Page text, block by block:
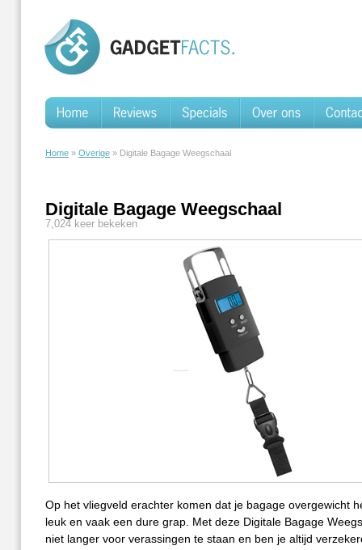
Home » Overige » Digitale Bagage Weegschaal
Digitale Bagage Weegschaal
7,024 keer bekeken
Op het vliegveld erachter komen dat je bagage overgewicht
leuk en vaak een dure grap. Met deze Digitale Bagage
niet langer voor verassingen te staan en ben je altijd